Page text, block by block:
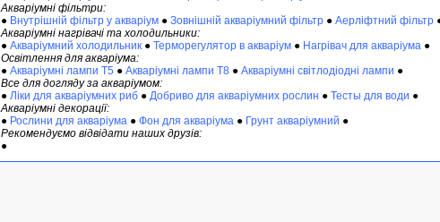
Акваріумні фільтри:
● Внутрішній фільтр у акваріум ● Зовнішній акваріумний фільтр ● Аерліфтний фільтр
Акваріумні нагрівачі та холодильники:
● Акваріумний холодильник ● Терморегулятор в акваріум ● Нагрівач для акваріума ●
Освітлення для акваріума:
● Акваріумні лампи Т5 ● Акваріумні лампи Т8 ● Акваріумні світлодіодні лампи ●
Все для догляду за акваріумом:
● Ліки для акваріумних риб ● Добриво для акваріумних рослин ● Тесты для води ●
Акваріумні декорації:
● Рослини для акваріума ● Фон для акваріума ● Грунт акваріумний ●
Рекомендуємо відвідати наших друзів:
●